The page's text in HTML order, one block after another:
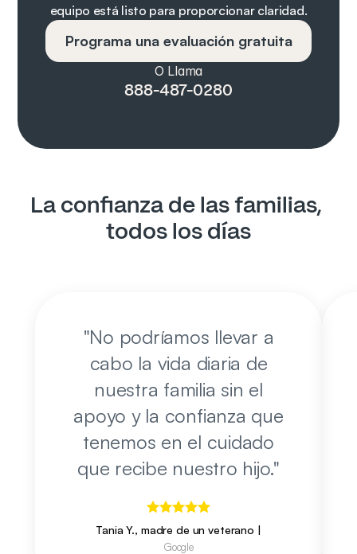
equipo está listo para proporcionar claridad.
Programa una evaluación gratuita
O Llama
888-487-0280
La confianza de las familias,
todos los días
"No podríamos llevar a
cabo la vida diaria de
nuestra familia sin el
apoyo y la confianza que
tenemos en el cuidado
que recibe nuestro hijo."
Tania Y., madre de un veterano |
Google